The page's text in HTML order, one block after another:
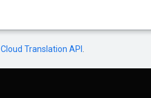
Cloud Translation API